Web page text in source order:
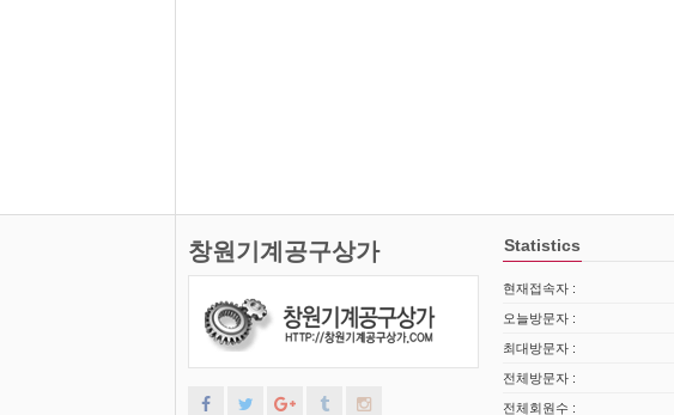
창원기계공구상가 Statistics
현재접속자 :
오늘방문자 :
최대방문자 :
전체방문자 :
전체회원수 :